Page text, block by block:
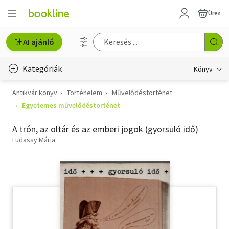
Üres
AI ajánló
Kategóriák Könyv
Életmód, egészség
Gyermek- és ifjúsági
Hobbi, szabadidő
Antikvár könyv Történelem
Művelődéstörténet
Egyetemes művelődéstörténet
A trón, az oltár és az emberi jogok (gyorsuló idő)
Ludassy Mária